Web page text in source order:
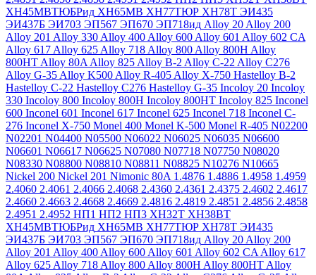
ХН45МВТЮБРид ХН65МВ ХН77ТЮР ХН78Т ЭИ435
ЭИ437Б ЭИ703 ЭП567 ЭП670 ЭП718ид Alloy 20 Alloy 200
Alloy 201 Alloy 330 Alloy 400 Alloy 600 Alloy 601 Alloy 602 CA
Alloy 617 Alloy 625 Alloy 718 Alloy 800 Alloy 800H Alloy
800HT Alloy 80A Alloy 825 Alloy B-2 Alloy C-22 Alloy C276
Alloy G-35 Alloy K500 Alloy R-405 Alloy X-750 Hastelloy B-2
Hastelloy C-22 Hastelloy C276 Hastelloy G-35 Incoloy 20 Incoloy
330 Incoloy 800 Incoloy 800H Incoloy 800HT Incoloy 825 Inconel
600 Inconel 601 Inconel 617 Inconel 625 Inconel 718 Inconel C-
276 Inconel X-750 Monel 400 Monel K-500 Monel R-405 N02200
N02201 N04400 N05500 N06022 N06025 N06035 N06600
N06601 N06617 N06625 N07080 N07718 N07750 N08020
N08330 N08800 N08810 N08811 N08825 N10276 N10665
Nickel 200 Nickel 201 Nimonic 80A 1.4876 1.4886 1.4958 1.4959
2.4060 2.4061 2.4066 2.4068 2.4360 2.4361 2.4375 2.4602 2.4617
2.4660 2.4663 2.4668 2.4669 2.4816 2.4819 2.4851 2.4856 2.4858
2.4951 2.4952 НП1 НП2 НП3 ХН32Т ХН38ВТ
ХН45МВТЮБРид ХН65МВ ХН77ТЮР ХН78Т ЭИ435
ЭИ437Б ЭИ703 ЭП567 ЭП670 ЭП718ид Alloy 20 Alloy 200
Alloy 201 Alloy 400 Alloy 600 Alloy 601 Alloy 602 CA Alloy 617
Alloy 625 Alloy 718 Alloy 800 Alloy 800H Alloy 800HT Alloy